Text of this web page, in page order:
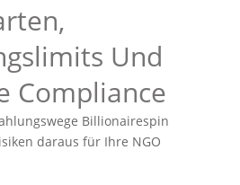
Und
Compliance
Billionairespin
daraus für Ihre NGO